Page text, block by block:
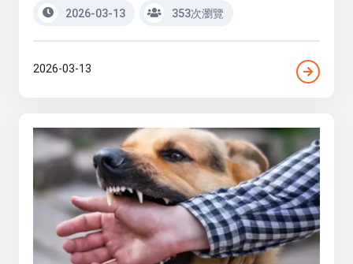
2026-03-13 353次瀏覽
2026-03-13